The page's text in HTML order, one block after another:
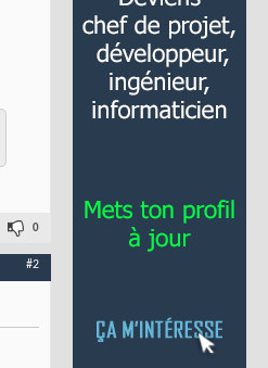
0
#2